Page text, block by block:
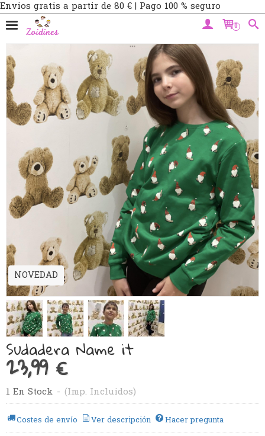
Envios gratis a partir de 80 € | Pago 100 % seguro
0
NOVEDAD
Sudadera Name it
23,99 €
1 En Stock - (Imp. Incluidos)
Costes de envío Ver descripción Hacer pregunta